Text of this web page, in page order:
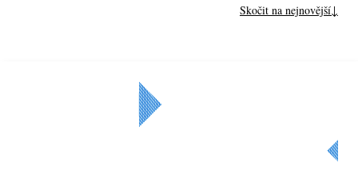
Skočit na nejnovější↓